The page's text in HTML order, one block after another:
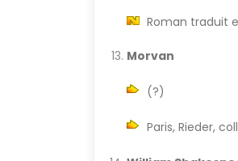
Roman traduit
Morvan
(?)
Paris, Rieder,